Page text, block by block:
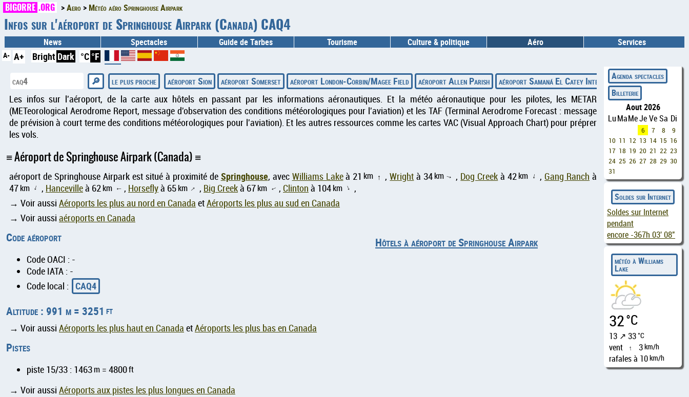
BIGORRE .ORG Aero Météo aéro Springhouse Airpark
Infos sur l'aéroport de Springhouse Airpark (Canada) CAQ4
News Spectacles Guide de Tarbes Tourisme Culture & politique Aéro Services
A- A+ Bright Dark °C °F
le plus proche
aéroport Sion aéroport Somerset aéroport London-Corbin/Magee Field aéroport Allen Parish aéroport Samaná El Catey International aéroport
Les infos sur l'aéroport, de la carte aux hôtels en passant par les informations aéronautiques. Et la météo aéronautique pour les pilotes, les METAR
(METeorological Aerodrome Report, message d'observation des conditions météorologiques pour l'aviation) et les TAF (Terminal Aerodrome Forecast : message
de prévision à court terme des conditions météorologiques pour l'aviation). Et les autres ressources comme les cartes VAC (Visual Approach Chart) pour préprer
les vols.
Aéroport de Springhouse Airpark (Canada)
aéroport de Springhouse Airpark est situé à proximité de Springhouse, avec Williams Lakeà 21 km ↑ ,Wright à 34km ↑ , Dog Creek à 42km ↑ , Gang Ranch à
47km ↑ , Hancevilleà 62km ↑ , Horseflyà 65km ↑ , Big Creekà 67km ↑ , Clinton à 104km ↑ ,
→ Voir aussi Aéroports les plus au nord en Canada etAéroports les plus au sud en Canada
→ Voir aussi aéroports en Canada
Hôtels à aéroport de Springhouse Airpark
Code aéroport
Code OACI : -
Code IATA : -
Code local :
CAQ4
Altitude : 991 m = 3251 ft
→ Voir aussi Aéroports les plus haut en Canada etAéroports les plus bas en Canada
Pistes
piste 15/33 : 1463m = 4800ft
→ Voir aussi Aéroports aux pistes les plus longues en Canada
◄
Agenda spectacles
Billeterie
Aout 2026
LuMaMeJe VeSa Di
6 7 8
9
10 11 12 13 14 15 16
17 18 19 20 21 22 23
24 25 26 27 28 29 30
31
Soldes sur Internet
Soldes sur Internet
pendant
encore -367h 03' 07"
météo à Williams
Lake
32°C
13 ↗ 33°C
vent ↑ 3km/h
rafales à 10km/h